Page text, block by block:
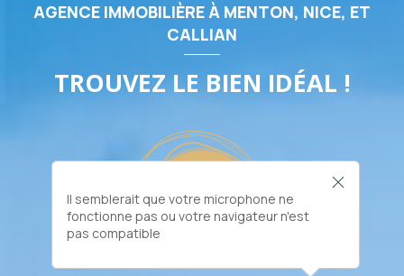
AGENCE IMMOBILIÈRE À MENTON, NICE, ET
CALLIAN
TROUVEZ LE BIEN IDÉAL !
Il semblerait que votre microphone ne
fonctionne pas ou votre navigateur n'est
pas compatible